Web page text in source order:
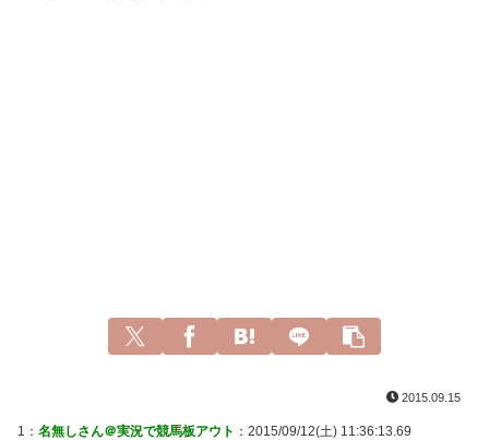
2015.09.15
1： 名無しさん＠実況で競馬板アウト ：2015/09/12(土) 11:36:13.69